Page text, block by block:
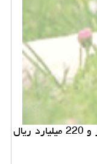
خرید و فروش حیوان خانگی: ارومیه- رییس سازمان مدیریت و برنامه ریزی آذربایجان غربی با اشاره به مصوبه جدید دولت در مورد احیای دریاچه ارومیه، اظهار داشت: 2 هزار و 220 میلیارد ریال